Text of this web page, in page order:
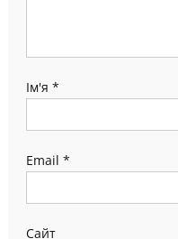
Ім'я *
Email *
Сайт